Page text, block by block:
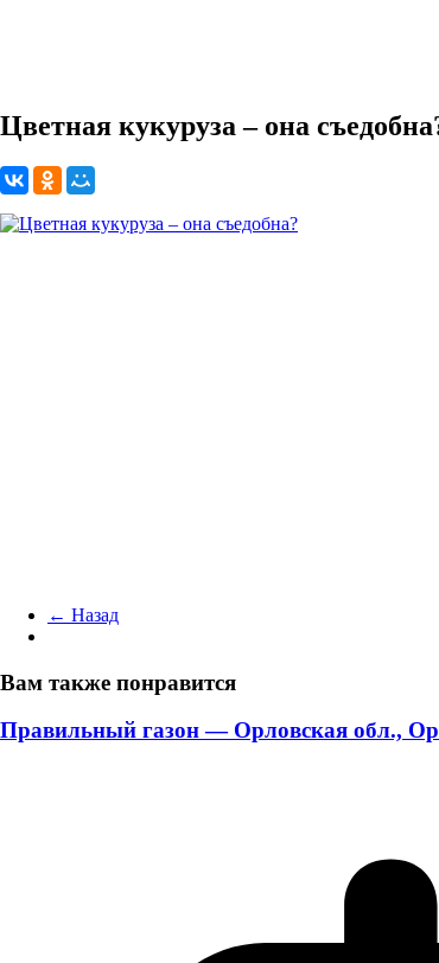
Цветная кукуруза – она
← Назад
Вам также понравится
Правильный газон — Орловская обл.,